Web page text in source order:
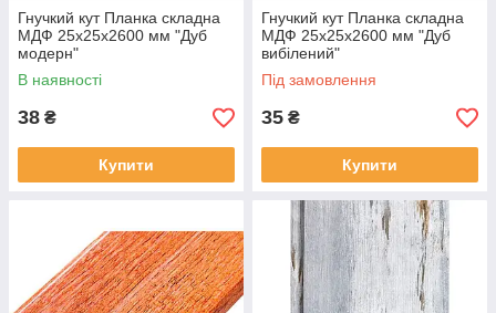
Гнучкий кут Планка складна
МДФ 25х25х2600 мм "Дуб
модерн"
В наявності
38 ₴
Купити
Гнучкий кут Планка складна
МДФ 25х25х2600 мм "Дуб
вибілений"
Під замовлення
35 ₴
Купити